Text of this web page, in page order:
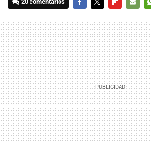
20 comentarios
MAIL